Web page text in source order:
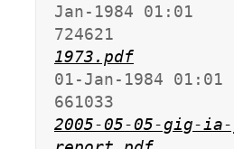
Jan-1984 01:01
1973.pdf
01-Jan-1984 01:01
2005-05-05-gig-